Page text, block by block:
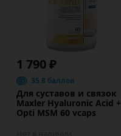
1 790 ₽
35.8 баллов
Для суставов и связок
Maxler Hyaluronic Acid +
Opti MSM 60 vcaps